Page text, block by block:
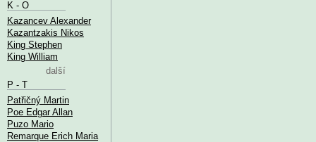
K - O
Kazancev Alexander
Kazantzakis Nikos
King Stephen
King William
další
P - T
Patřičný Martin
Poe Edgar Allan
Puzo Mario
Remarque Erich Maria